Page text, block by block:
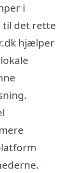
i
til det rette
hjælper